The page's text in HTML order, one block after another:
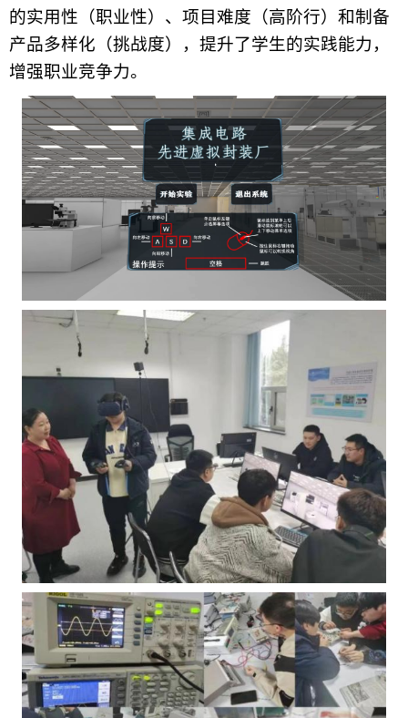
的实用性（职业性）、项目难度（高阶行）和制备
产品多样化（挑战度）， 提升了学生的实践能力，
增强职业竞争力。